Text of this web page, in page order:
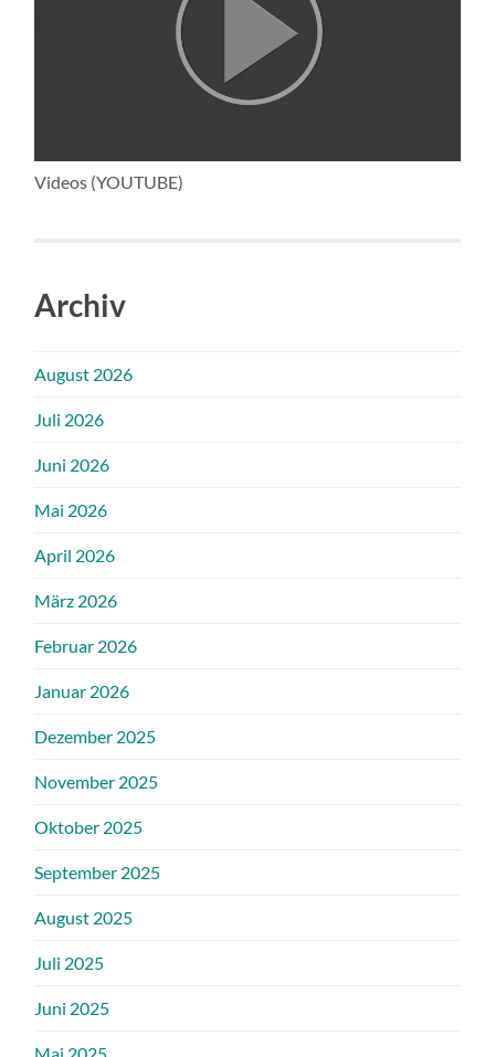
Videos (YOUTUBE)
Archiv
August 2026
Juli 2026
Juni 2026
Mai 2026
April 2026
März 2026
Februar 2026
Januar 2026
Dezember 2025
November 2025
Oktober 2025
September 2025
August 2025
Juli 2025
Juni 2025